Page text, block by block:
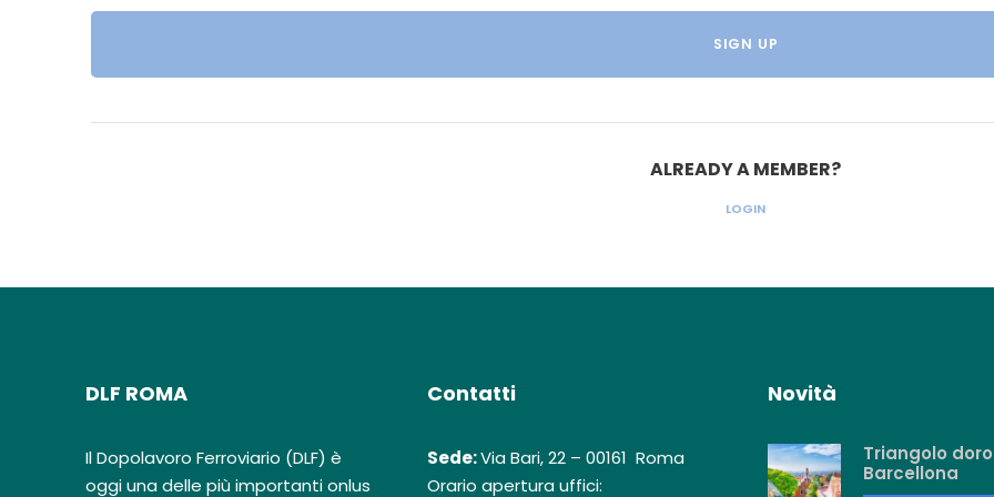
ALREADY A MEMBER?
LOGIN
DLF ROMA
Il Dopolavoro Ferroviario (DLF) è
oggi una delle più importanti onlus
Contatti
Sede:Via Bari, 22 – 00161 Roma
Orario apertura uffici:
Novità
Triangolo
Barcellona